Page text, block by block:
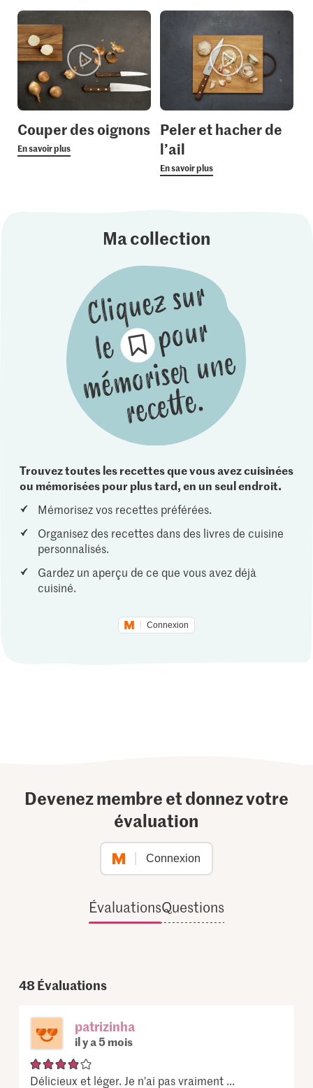
Couper des oignons
En savoir plus
Peler et hacher de
l’ail
En savoir plus
Ma collection
Trouvez toutes les recettes que vous avez cuisinées
ou mémorisées pour plus tard, en un seul endroit.
Mémorisez vos recettes préférées.
Organisez des recettes dans des livres de cuisine
personnalisés.
Gardez un aperçu de ce que vous avez déjà
cuisiné.
Connexion
Devenez membre et donnez votre
évaluation
Connexion
ÉvaluationsQuestions
48Évaluations
patrizinha
il y a 5 mois
Délicieux et léger. Je n'ai pas vraiment ...